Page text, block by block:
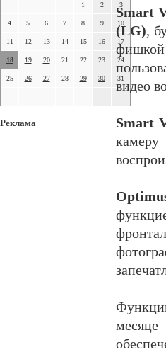
1 2 3
4 5 6 7 8 9 10
11 12 13 14 15 16 17
18 19 20 21 22 23 24
25 26 27 28 29 30 31
Реклама
Smart
(LG),
видео
Smart